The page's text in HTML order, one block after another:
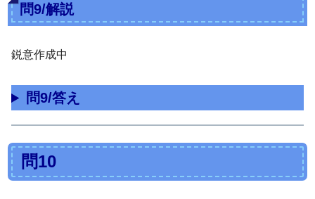
問9/解説
鋭意作成中
問9/答え
問10